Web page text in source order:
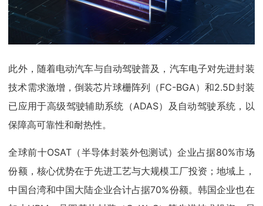
此外，随着电动汽车与自动驾驶普及，汽车电子对先进封装
技术需求激增，倒装芯片球栅阵列（FC-BGA）和2.5D封装
已应用于高级驾驶辅助系统（ADAS）及自动驾驶系统，以
保障高可靠性和耐热性。
全球前十OSAT（半导体封装外包测试）企业占据80%市场
份额，核心优势在于先进工艺与大规模工厂投资；地域上，
中国台湾和中国大陆企业合计占据70%份额。韩国企业也在